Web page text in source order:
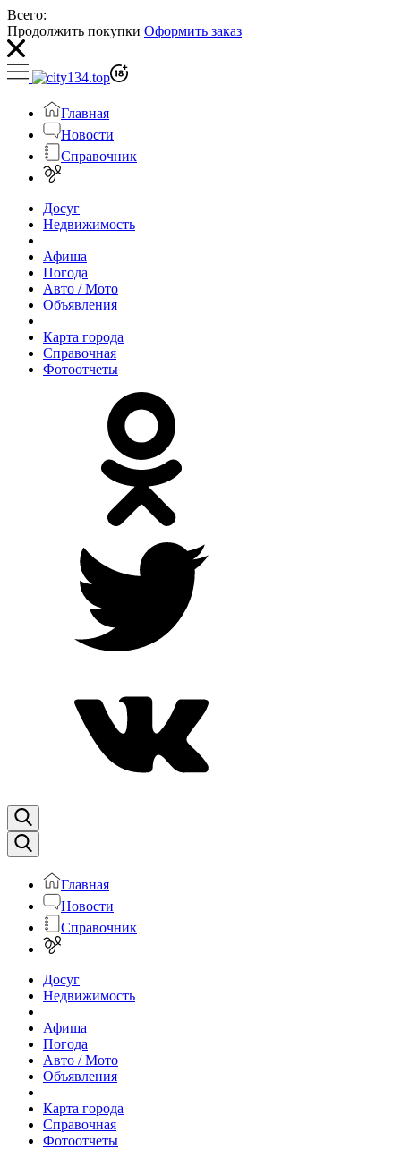
Всего:
Продолжить покупки Оформить заказ
Главная
Новости
Справочник
Досуг
Недвижимость
Афиша
Погода
Авто / Мото
Объявления
Карта города
Справочная
Фотоотчеты
Главная
Новости
Справочник
Досуг
Недвижимость
Афиша
Погода
Авто / Мото
Объявления
Карта города
Справочная
Фотоотчеты